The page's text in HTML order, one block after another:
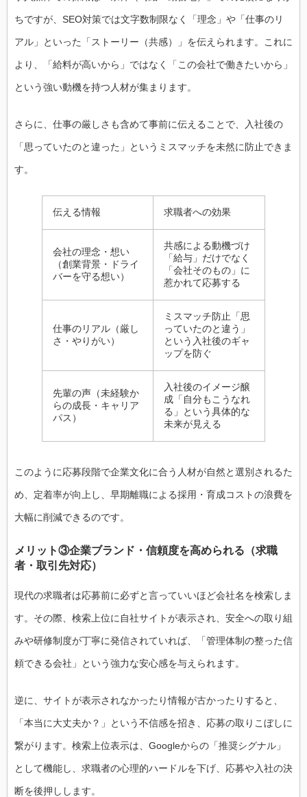
ちですが、SEO対策では文字数制限なく「理念」や「仕事のリ
アル」といった「ストーリー（共感）」を伝えられます。これに
より、「給料が高いから」ではなく「この会社で働きたいから」
という強い動機を持つ人材が集まります。
さらに、仕事の厳しさも含めて事前に伝えることで、入社後の
「思っていたのと違った」というミスマッチを未然に防止できま
す。
伝える情報 求職者への効果
会社の理念・想い
（創業背景・ドライ
バーを守る想い）
共感による動機づけ
「給与」だけでなく
「会社そのもの」に
惹かれて応募する
仕事のリアル（厳し
さ・やりがい）
ミスマッチ防止「思
っていたのと違う」
という入社後のギャ
ップを防ぐ
先輩の声（未経験か
らの成長・キャリア
パス）
入社後のイメージ醸
成「自分もこうなれ
る」という具体的な
未来が見える
このように応募段階で企業文化に合う人材が自然と選別されるた
め、定着率が向上し、早期離職による採用・育成コストの浪費を
大幅に削減できるのです。
メリット③企業ブランド・信頼度を高められる（求職
者・取引先対応）
現代の求職者は応募前に必ずと言っていいほど会社名を検索しま
す。その際、検索上位に自社サイトが表示され、安全への取り組
みや研修制度が丁寧に発信されていれば、「管理体制の整った信
頼できる会社」という強力な安心感を与えられます。
逆に、サイトが表示されなかったり情報が古かったりすると、
「本当に大丈夫か？」という不信感を招き、応募の取りこぼしに
繋がります。検索上位表示は、Googleからの「推奨シグナル」
として機能し、求職者の心理的ハードルを下げ、応募や入社の決
断を後押しします。